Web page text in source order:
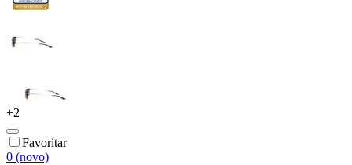
+2
Favoritar
0 (novo)